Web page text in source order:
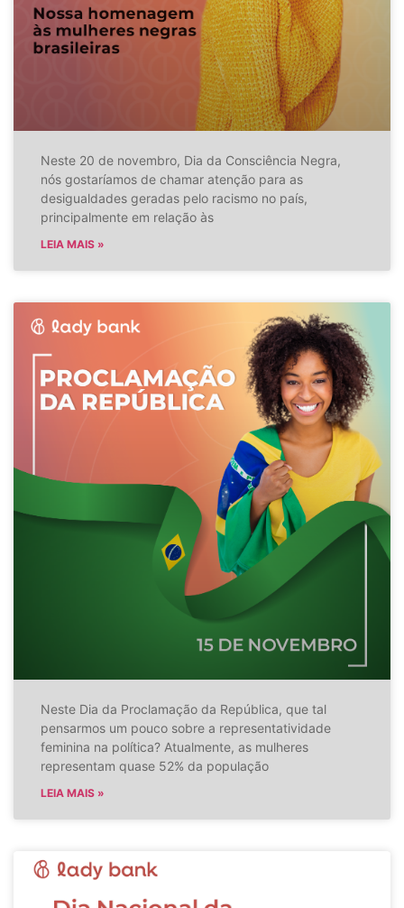
Neste 20 de novembro, Dia da Consciência Negra,
nós gostaríamos de chamar atenção para as
desigualdades geradas pelo racismo no país,
principalmente em relação às
LEIA MAIS »
Neste Dia da Proclamação da República, que tal
pensarmos um pouco sobre a representatividade
feminina na política? Atualmente, as mulheres
representam quase 52% da população
LEIA MAIS »